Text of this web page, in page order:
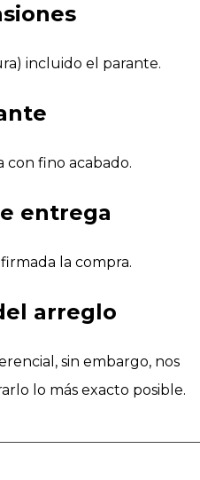
incluido el parante.
con fino acabado.
entrega
la compra.
arreglo
sin embargo, nos
lo más exacto posible.